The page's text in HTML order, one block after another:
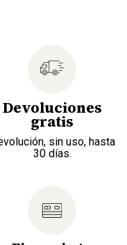
Devoluciones
gratis
sin uso, hasta
30 días.